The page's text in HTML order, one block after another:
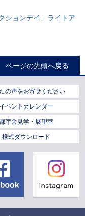
ションデイ」ライトア
ページの先頭へ戻る
の声をお寄せください
イベントカレンダー
都庁舎見学・展望室
様式ダウンロード
Facebook